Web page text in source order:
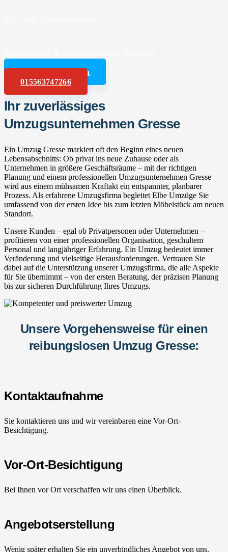
Angebot anfordern
015563747266
Ihr zuverlässiges
Umzugsunternehmen Gresse
Ein Umzug Gresse markiert oft den Beginn eines neuen
Lebensabschnitts: Ob privat ins neue Zuhause oder als
Unternehmen in größere Geschäftsräume – mit der richtigen
Planung und einem professionellen Umzugsunternehmen Gresse
wird aus einem mühsamen Kraftakt ein entspannter, planbarer
Prozess. Als erfahrene Umzugsfirma begleitet Elbe Umzüge Sie
umfassend von der ersten Idee bis zum letzten Möbelstück am neuen
Standort.
Unsere Kunden – egal ob Privatpersonen oder Unternehmen –
profitieren von einer professionellen Organisation, geschultem
Personal und langjähriger Erfahrung. Ein Umzug bedeutet immer
Veränderung und vielseitige Herausforderungen. Vertrauen Sie
dabei auf die Unterstützung unserer Umzugsfirma, die alle Aspekte
für Sie übernimmt – von der ersten Beratung, der präzisen Planung
bis zur sicheren Durchführung Ihres Umzugs.
Unsere Vorgehensweise für einen
reibungslosen Umzug Gresse:
Kontaktaufnahme
Sie kontaktieren uns und wir vereinbaren eine Vor-Ort-
Besichtigung.
Vor-Ort-Besichtigung
Bei Ihnen vor Ort verschaffen wir uns einen Überblick.
Angebotserstellung
Wenig später erhalten Sie ein unverbindliches Angebot von uns.